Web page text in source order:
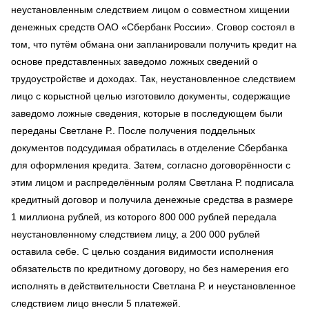
неустановленным следствием лицом о совместном хищении
денежных средств ОАО «Сбербанк России». Сговор состоял в
том, что путём обмана они запланировали получить кредит на
основе представленных заведомо ложных сведений о
трудоустройстве и доходах. Так, неустановленное следствием
лицо с корыстной целью изготовило документы, содержащие
заведомо ложные сведения, которые в последующем были
переданы Светлане Р.. После получения поддельных
документов подсудимая обратилась в отделение Сбербанка
для оформления кредита. Затем, согласно договорённости с
этим лицом и распределённым ролям Светлана Р. подписала
кредитный договор и получила денежные средства в размере
1 миллиона рублей, из которого 800 000 рублей передала
неустановленному следствием лицу, а 200 000 рублей
оставила себе. С целью создания видимости исполнения
обязательств по кредитному договору, но без намерения его
исполнять в действительности Светлана Р. и неустановленное
следствием лицо внесли 5 платежей.